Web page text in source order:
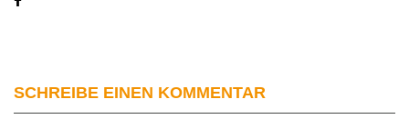
SCHREIBE EINEN KOMMENTAR